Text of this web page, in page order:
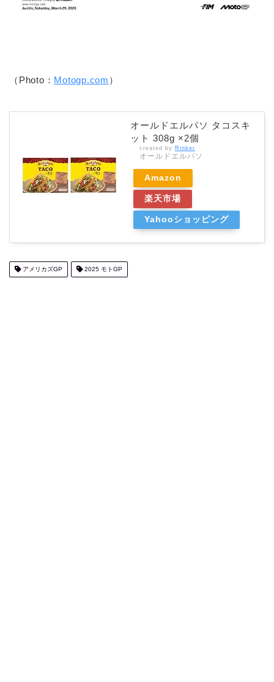
（Photo： Motogp.com ）
オールドエルパソ タコスキ
ット 308g ×2個
created by Rinker
オールドエルパソ
Amazon
楽天市場
Yahooショッピング
アメリカズGP 2025 モトGP